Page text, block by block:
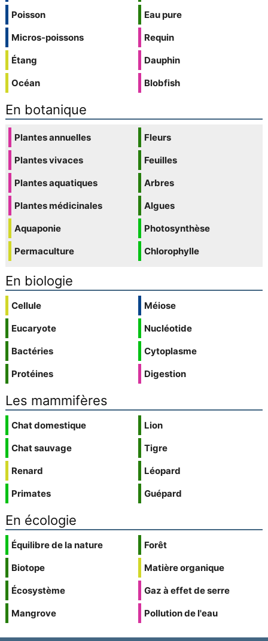
Poisson
Micros-poissons
Étang
Océan
Eau pure
Requin
Dauphin
Blobfish
En botanique
Plantes annuelles
Plantes vivaces
Plantes aquatiques
Plantes médicinales
Aquaponie
Permaculture
Fleurs
Feuilles
Arbres
Algues
Photosynthèse
Chlorophylle
En biologie
Cellule
Eucaryote
Bactéries
Protéines
Méiose
Nucléotide
Cytoplasme
Digestion
Les mammifères
Chat domestique
Chat sauvage
Renard
Primates
Lion
Tigre
Léopard
Guépard
En écologie
Équilibre de la nature
Biotope
Écosystème
Mangrove
Forêt
Matière organique
Gaz à effet de serre
Pollution de l'eau